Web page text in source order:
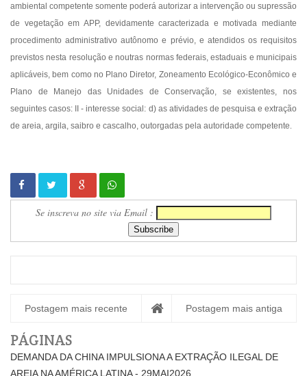
ambiental competente somente poderá autorizar a intervenção ou supressão
de vegetação em APP, devidamente caracterizada e motivada mediante
procedimento administrativo autônomo e prévio, e atendidos os requisitos
previstos nesta resolução e noutras normas federais, estaduais e municipais
aplicáveis, bem como no Plano Diretor, Zoneamento Ecológico-Econômico e
Plano de Manejo das Unidades de Conservação, se existentes, nos
seguintes casos: II - interesse social: d) as atividades de pesquisa e extração
de areia, argila, saibro e cascalho, outorgadas pela autoridade competente
Se inscreva no site via Email :
Postagem mais recente Postagem mais antiga
PÁGINAS
DEMANDA DA CHINA IMPULSIONA A EXTRAÇÃO ILEGAL DE
AREIA NA AMÉRICA LATINA - 29MAI2026